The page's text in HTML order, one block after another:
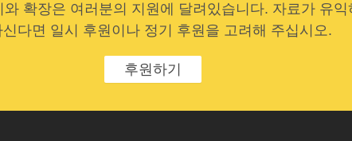
확장은 여러분의 지원에 달려있습니다. 자료가 유익
신다면 일시 후원이나 정기 후원을 고려해 주십시오.
후원하기